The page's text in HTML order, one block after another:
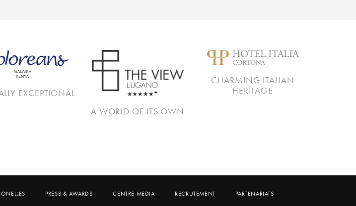
EXCEPTIONAL
A WORLD OF ITS OWN
CHARMING ITALIAN
HERITAGE
PRESS & AWARDS CENTRE MEDIA RECRUTEMENT PARTENARIATS